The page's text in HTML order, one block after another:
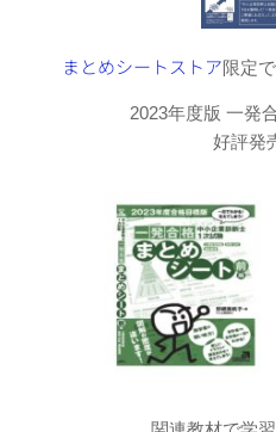
まとめシートストア限定
2023年度版 一発
好評発